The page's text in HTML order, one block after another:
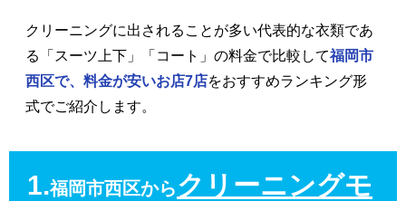
クリーニングに出されることが多い代表的な衣類であ
る「スーツ上下」「コート」の料金で比較して福岡市
西区で、料金が安いお店7店をおすすめランキング形
式でご紹介します。
1.福岡市西区からクリーニングモ